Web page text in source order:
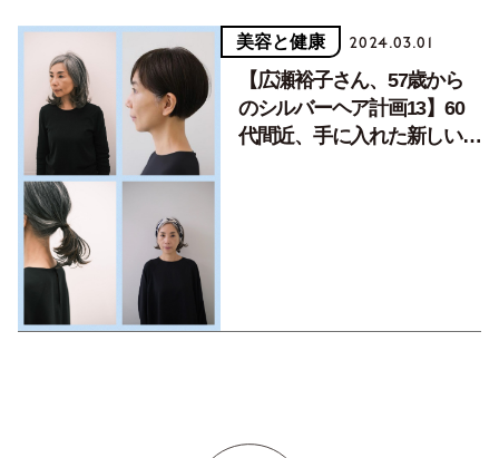
美容と健康 2024.03.01
【広瀬裕子さん、57歳から
のシルバーヘア計画13】60
代間近、手に入れた新しい価